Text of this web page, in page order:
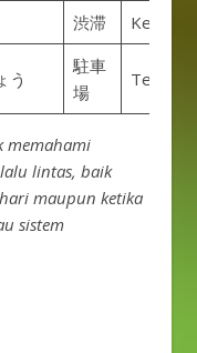
渋滞
う
駐車
場
Tempat
memahami
lintas, baik
maupun ketika
sistem